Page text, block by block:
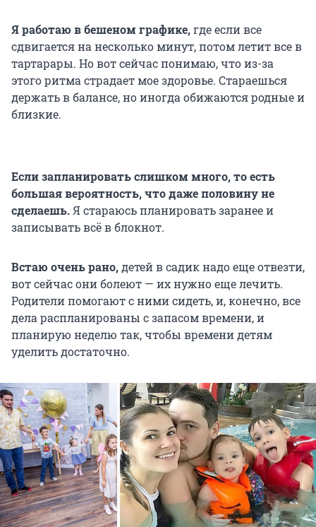
Я работаю в бешеном графике,где если все
сдвигается на несколько минут, потом летит все в
тартарары. Но вот сейчас понимаю, что из-за
этого ритма страдает мое здоровье. Стараешься
держать в балансе, но иногда обижаются родные и
близкие.
Если запланировать слишком много, то есть
большая вероятность, что даже половину не
сделаешь.Я стараюсь планировать заранее и
записывать всё в блокнот.
Встаю очень рано,детей в садик надо еще отвезти,
вот сейчас они болеют — их нужно еще лечить.
Родители помогают с ними сидеть, и, конечно, все
дела распланированы с запасом времени, и
планирую неделю так, чтобы времени детям
уделить достаточно.